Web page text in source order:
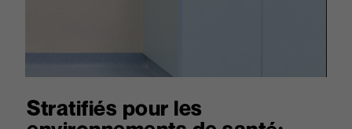
Stratifiés pour les